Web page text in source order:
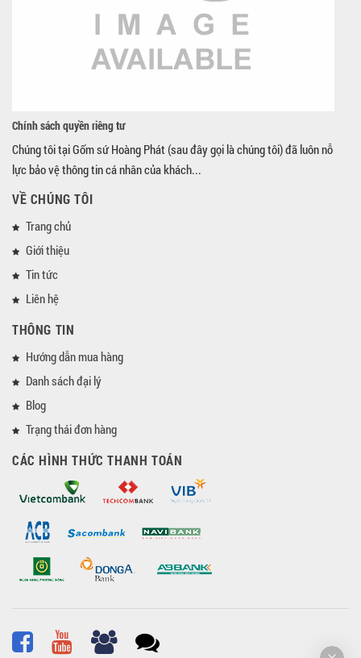
Chính sách quyền riêng tư
Chúng tôi tại Gốm sứ Hoàng Phát (sau đây gọi là chúng tôi) đã luôn nỗ
lực bảo vệ thông tin cá nhân của khách...
VỀ CHÚNG TÔI
Trang chủ
Giới thiệu
Tin tức
Liên hệ
THÔNG TIN
Hướng dẫn mua hàng
Danh sách đại lý
Blog
Trạng thái đơn hàng
CÁC HÌNH THỨC THANH TOÁN